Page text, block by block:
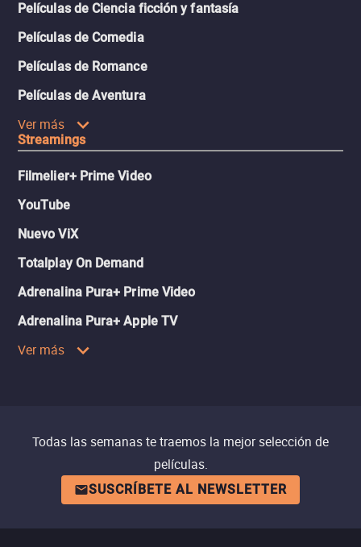
Películas de Ciencia ficción y fantasía
Películas de Comedia
Películas de Romance
Películas de Aventura
Ver más
Streamings
Filmelier+ Prime Video
YouTube
Nuevo ViX
Totalplay On Demand
Adrenalina Pura+ Prime Video
Adrenalina Pura+ Apple TV
Ver más
Todas las semanas te traemos la mejor selección de
películas.
SUSCRÍBETE AL NEWSLETTER